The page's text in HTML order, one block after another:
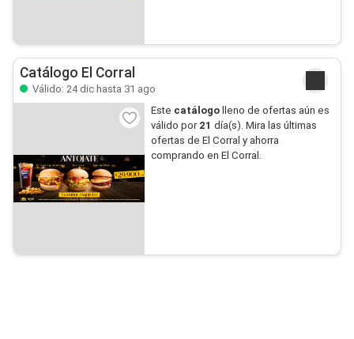
Catálogo El Corral
Válido: 24 dic hasta 31 ago
Este catálogolleno de ofertas aún es
válido por 21 día(s). Mira las últimas
ofertas de El Corral y ahorra
comprando en El Corral.